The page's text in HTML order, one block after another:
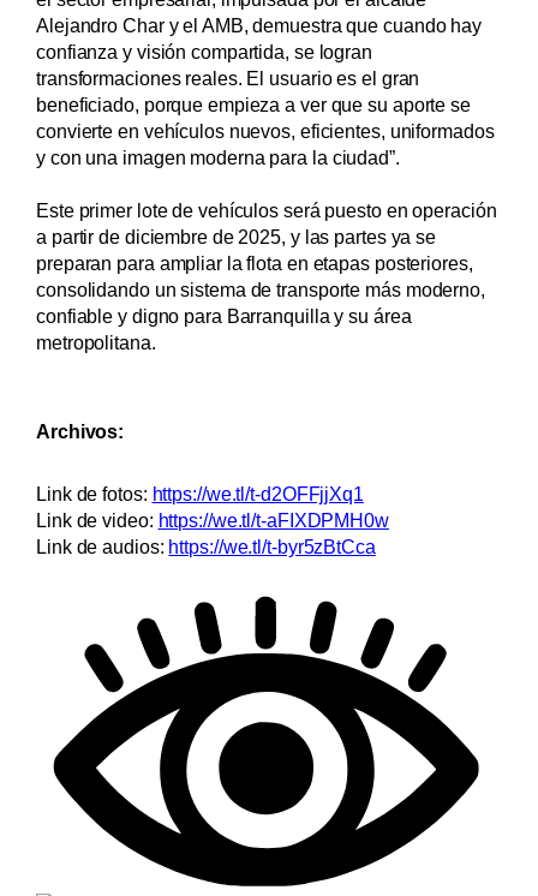
Alejandro Char y el AMB, demuestra que cuando hay
confianza y visión compartida, se logran
transformaciones reales. El usuario es el gran
beneficiado, porque empieza a ver que su aporte se
convierte en vehículos nuevos, eficientes, uniformados
y con una imagen moderna para la ciudad”.
Este primer lote de vehículos será puesto en operación
a partir de diciembre de 2025, y las partes ya se
preparan para ampliar la flota en etapas posteriores,
consolidando un sistema de transporte más moderno,
confiable y digno para Barranquilla y su área
metropolitana.
Archivos:
Link de fotos: https://we.tl/t-d2OFFjjXq1
Link de video: https://we.tl/t-aFIXDPMH0w
Link de audios: https://we.tl/t-byr5zBtCca